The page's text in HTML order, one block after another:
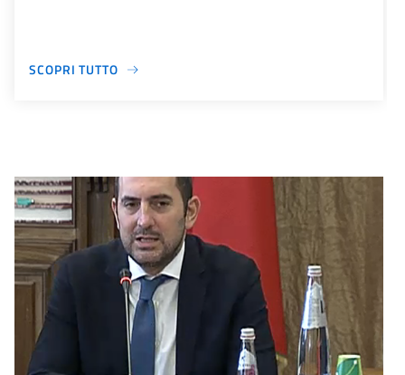
SCOPRI TUTTO